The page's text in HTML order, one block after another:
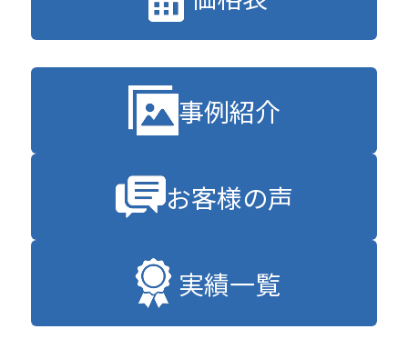
事例紹介
お客様の声
実績一覧